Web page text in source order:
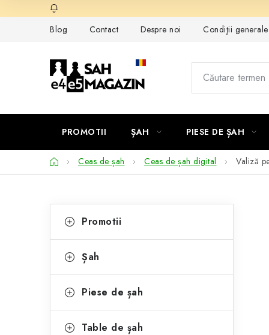
la
Blog Contact Despre noi Condiţii
PROMOTII ȘAH PIESE DE ȘAH
AcasăCeas de șah Ceas de șah digital Valiză
a
ă
l
peste
categorii
a
e
o
Promotii
Șah
Piese de șah
Table de șah